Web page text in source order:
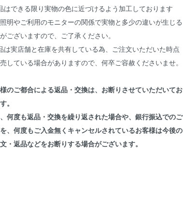
はできる限り実物の色に近づけるよう加工しております
明やご利用のモニターの関係で実物と多少の違いが生じる
ございますので、ご了承ください。
は実店舗と在庫を共有している為、ご注文いただいた時点
している場合がありますので、何卒ご容赦くださいませ。
のご都合による返品・交換は、お断りさせていただいてお
。
何度も返品・交換を繰り返された場合や、銀行振込でのご
、何度もご入金無くキャンセルされているお客様は今後の
・返品などをお断りする場合がございます。